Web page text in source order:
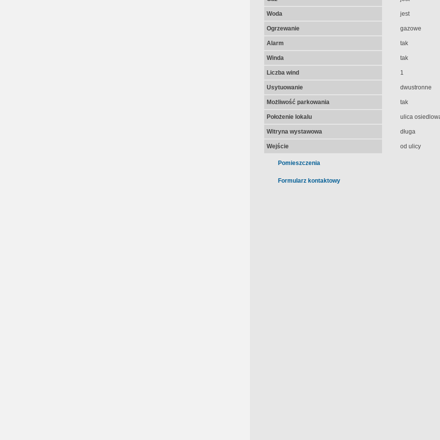
Woda jest
Ogrzewanie gazowe
Alarm tak
Winda tak
Liczba wind 1
Usytuowanie dwustronne
Możliwość parkowania tak
Położenie lokalu ulica
Witryna wystawowa długa
Wejście od ulicy
Pomieszczenia
Formularz kontaktowy